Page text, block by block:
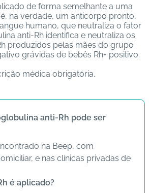
de forma semelhante a uma
é, na verdade, um anticorpo pronto,
humano, que neutraliza o fator
anti-Rh identifica e neutraliza os
produzidos pelas mães do grupo
grávidas de bebês Rh+ positivo.
médica obrigatória.
anti-Rh pode ser
na Beep, com
e nas clínicas privadas de
é aplicado?